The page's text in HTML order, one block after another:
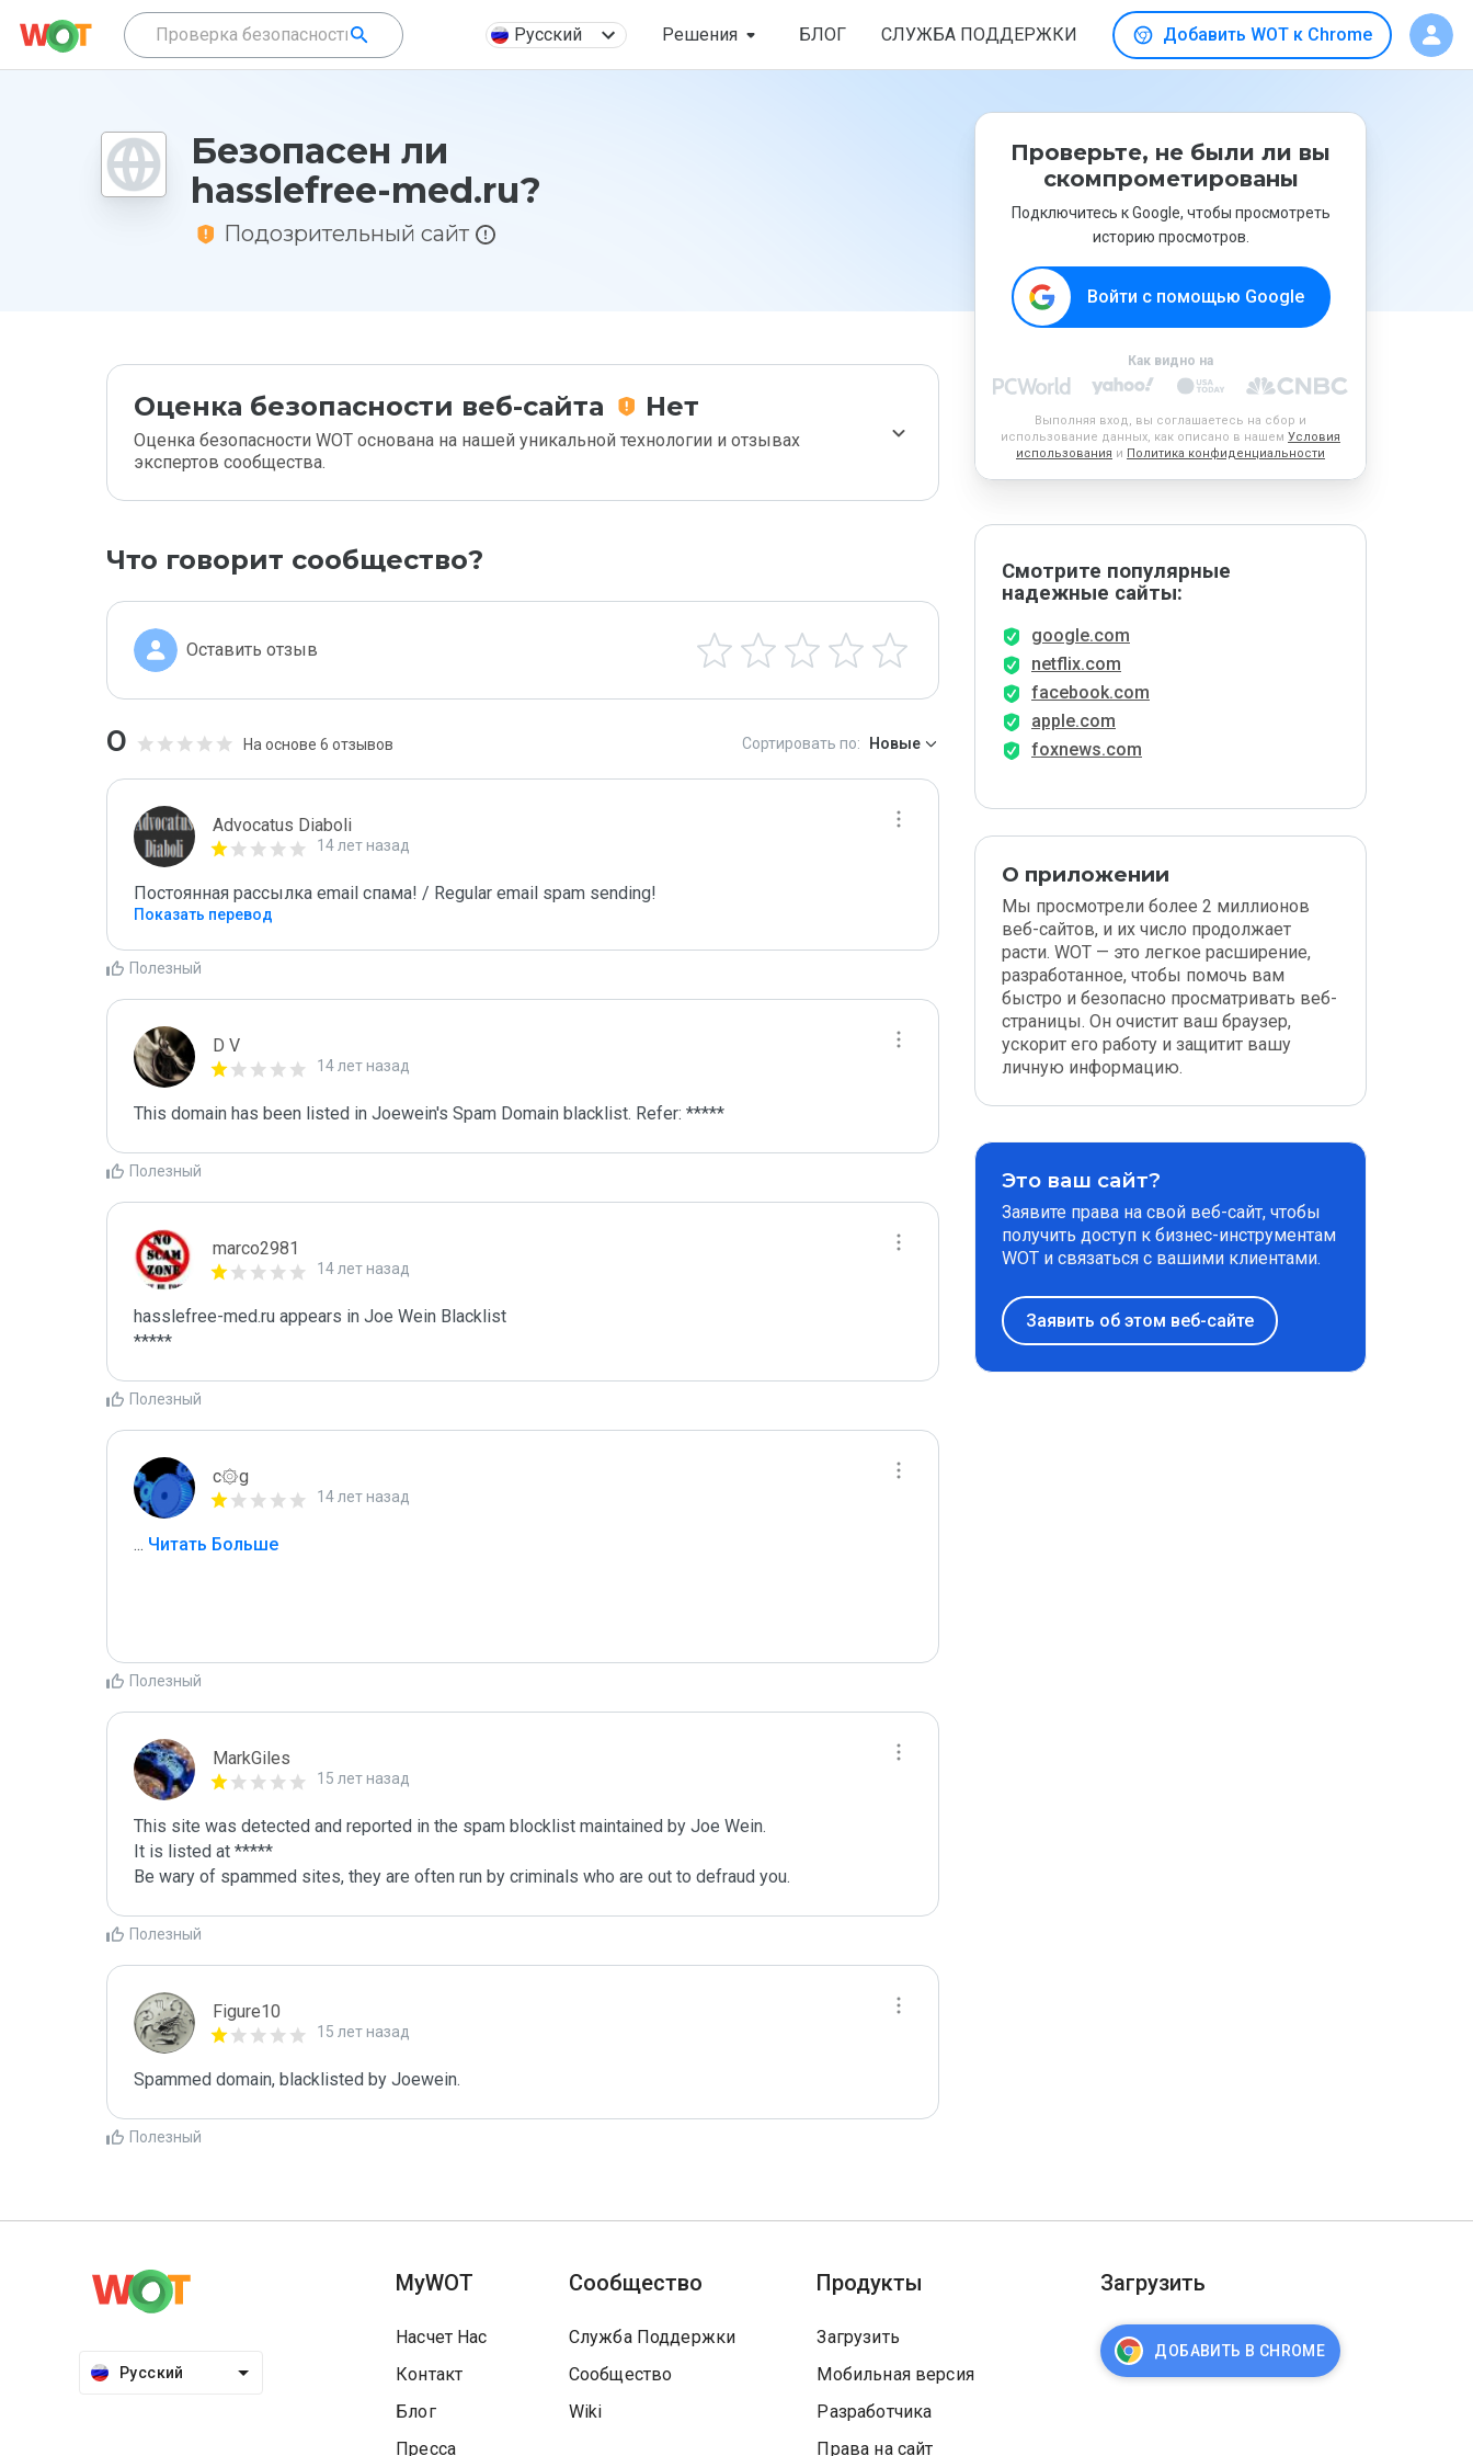
Русский Решения БЛОГ СЛУЖБА ПОДДЕРЖКИ Добавить WOT к Chrome
Безопасен ли
hasslefree-med.ru?
Подозрительный сайт
Оценка безопасности веб-сайта Нет
Оценка безопасности WOT основана на нашей уникальной технологии и отзывах
экспертов сообщества.
Что говорит сообщество?
Оставить отзыв
0 На основе 6 отзывов Сортировать по: Новые
Advocatus Diaboli
14 лет назад
Постоянная рассылка email спама! / Regular email spam sending!
Показать перевод
Полезный
D V
14 лет назад
This domain has been listed in Joewein's Spam Domain blacklist. Refer: *****
Полезный
marco2981
14 лет назад
hasslefree-med.ru appears in Joe Wein Blacklist
*****
Полезный
c۞g
14 лет назад
... Читать Больше
Полезный
MarkGiles
15 лет назад
This site was detected and reported in the spam blocklist maintained by Joe Wein.
It is listed at *****
Be wary of spammed sites, they are often run by criminals who are out to defraud you.
Полезный
Figure10
15 лет назад
Spammed domain, blacklisted by Joewein.
Полезный
Проверьте, не были ли вы
скомпрометированы
Подключитесь к Google, чтобы просмотреть
историю просмотров.
Войти с помощью Google
Как видно на
Выполняя вход, вы соглашаетесь на сбор и
использование данных, как описано в нашем Условия
использования и Политика конфиденциальности
Смотрите популярные
надежные сайты:
google.com
netflix.com
facebook.com
apple.com
foxnews.com
О приложении
Мы просмотрели более 2 миллионов
веб-сайтов, и их число продолжает
расти. WOT — это легкое расширение,
разработанное, чтобы помочь вам
быстро и безопасно просматривать веб-
страницы. Он очистит ваш браузер,
ускорит его работу и защитит вашу
личную информацию.
Это ваш сайт?
Заявите права на свой веб-сайт, чтобы
получить доступ к бизнес-инструментам
WOT и связаться с вашими клиентами.
Заявить об этом веб-сайте
Русский
MyWOT
Насчет Нас
Контакт
Блог
Пресса
Сообщество
Служба Поддержки
Сообщество
Wiki
Продукты
Загрузить
Мобильная версия
Разработчика
Права на сайт
Загрузить
ДОБАВИТЬ В CHROME